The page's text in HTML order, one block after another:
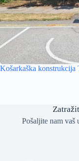
Košarkaška
Pošaljite nam vaš